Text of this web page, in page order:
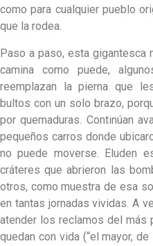
como para cualquier pueblo
que la rodea.
Paso a paso, esta gigantesca
camina como puede,
reemplazan la pierna que
bultos con un solo brazo,
por quemaduras. Continúan
pequeños carros donde
no puede moverse. Eluden
cráteres que abrieron las
otros, como muestra de esa
en tantas jornadas vividas. A
atender los reclamos del
quedan con vida (“el mayor,